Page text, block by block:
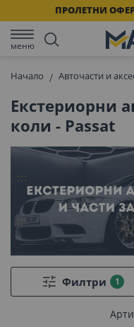
ПРОЛЕТНИ
меню
Начало Авточасти и
Екстериорни
коли - Passat
Филтри